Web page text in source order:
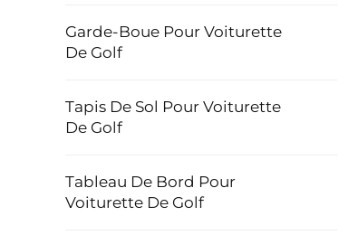
Garde-Boue Pour Voiturette
De Golf
Tapis De Sol Pour Voiturette
De Golf
Tableau De Bord Pour
Voiturette De Golf